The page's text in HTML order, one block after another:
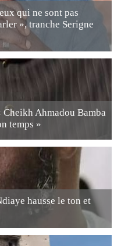
qui ne sont pas
», tranche Serigne
Ahmadou Bamba
temps »
hausse le ton et